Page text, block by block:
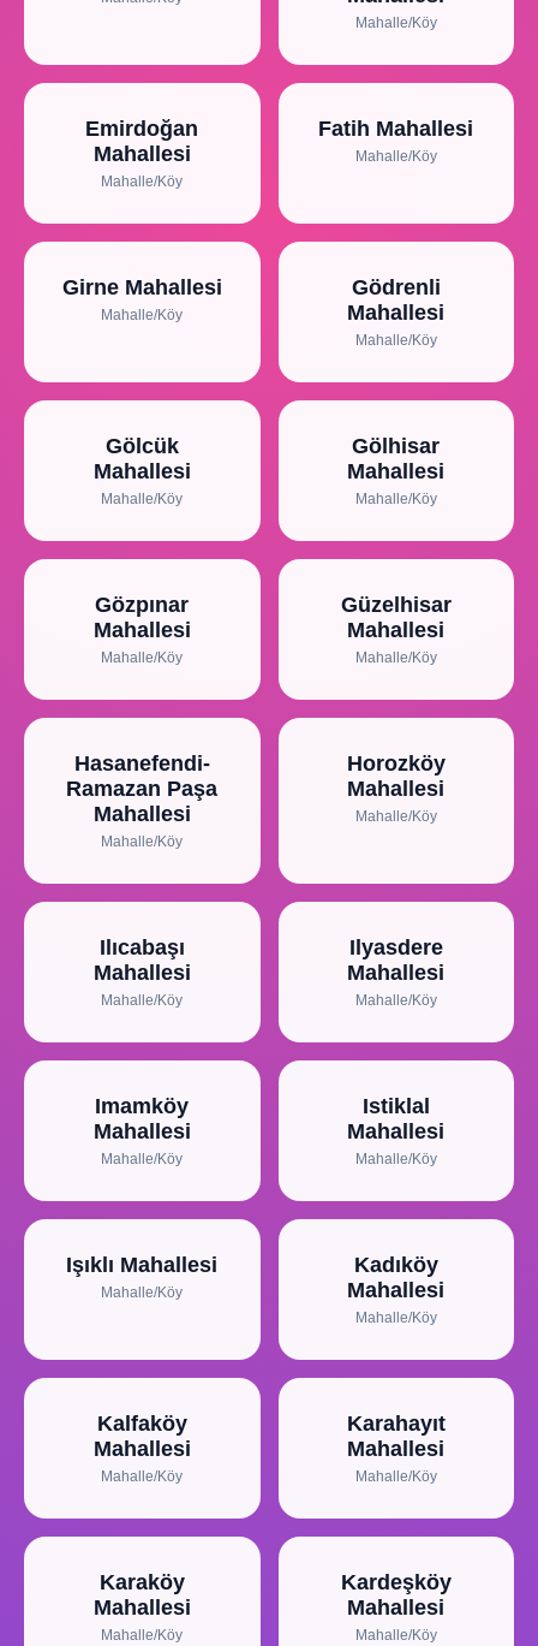
Mahalle/Köy
Emirdoğan
Mahallesi
Mahalle/Köy
Fatih Mahallesi
Mahalle/Köy
Girne Mahallesi
Mahalle/Köy
Gödrenli
Mahallesi
Mahalle/Köy
Gölcük
Mahallesi
Mahalle/Köy
Gölhisar
Mahallesi
Mahalle/Köy
Gözpınar
Mahallesi
Mahalle/Köy
Güzelhisar
Mahallesi
Mahalle/Köy
Hasanefendi-
Ramazan Paşa
Mahallesi
Mahalle/Köy
Horozköy
Mahallesi
Mahalle/Köy
Ilıcabaşı
Mahallesi
Mahalle/Köy
Ilyasdere
Mahallesi
Mahalle/Köy
Imamköy
Mahallesi
Mahalle/Köy
Istiklal
Mahallesi
Mahalle/Köy
Işıklı Mahallesi
Mahalle/Köy
Kadıköy
Mahallesi
Mahalle/Köy
Kalfaköy
Mahallesi
Mahalle/Köy
Karahayıt
Mahallesi
Mahalle/Köy
Karaköy
Mahallesi
Mahalle/Köy
Kardeşköy
Mahallesi
Mahalle/Köy